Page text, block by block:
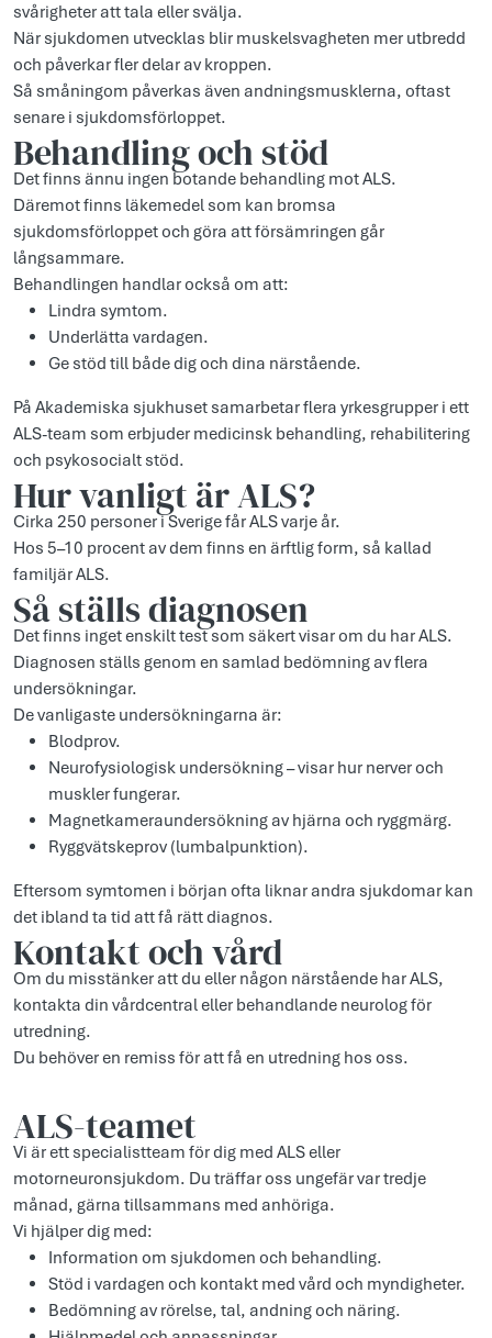
svårigheter att tala eller svälja.
När sjukdomen utvecklas blir muskelsvagheten mer utbredd
och påverkar fler delar av kroppen.
Så småningom påverkas även andningsmusklerna, oftast
senare i sjukdomsförloppet.
Behandling och stöd
Det finns ännu ingen botande behandling mot ALS.
Däremot finns läkemedel som kan bromsa
sjukdomsförloppet och göra att försämringen går
långsammare.
Behandlingen handlar också om att:
Lindra symtom.
Underlätta vardagen.
Ge stöd till både dig och dina närstående.
På Akademiska sjukhuset samarbetar flera yrkesgrupper i ett
ALS-team som erbjuder medicinsk behandling, rehabilitering
och psykosocialt stöd.
Hur vanligt är ALS?
Cirka 250 personer i Sverige får ALS varje år.
Hos 5–10 procent av dem finns en ärftlig form, så kallad
familjär ALS.
Så ställs diagnosen
Det finns inget enskilt test som säkert visar om du har ALS.
Diagnosen ställs genom en samlad bedömning av flera
undersökningar.
De vanligaste undersökningarna är:
Blodprov.
Neurofysiologisk undersökning – visar hur nerver och
muskler fungerar.
Magnetkameraundersökning av hjärna och ryggmärg.
Ryggvätskeprov (lumbalpunktion).
Eftersom symtomen i början ofta liknar andra sjukdomar kan
det ibland ta tid att få rätt diagnos.
Kontakt och vård
Om du misstänker att du eller någon närstående har ALS,
kontakta din vårdcentral eller behandlande neurolog för
utredning.
Du behöver en remiss för att få en utredning hos oss.
ALS-teamet
Vi är ett specialistteam för dig med ALS eller
motorneuronsjukdom. Du träffar oss ungefär var tredje
månad, gärna tillsammans med anhöriga.
Vi hjälper dig med:
Information om sjukdomen och behandling.
Stöd i vardagen och kontakt med vård och myndigheter.
Bedömning av rörelse, tal, andning och näring.